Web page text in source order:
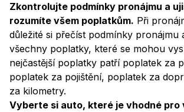
Zkontrolujte podmínky pronájmu a
rozumíte všem poplatkům. Při
důležité si přečíst podmínky pronájmu
všechny poplatky, které se mohou
nejčastější poplatky patří poplatek za
poplatek za pojištění, poplatek za
za kilometry.
Vyberte si auto, které je vhodné pro